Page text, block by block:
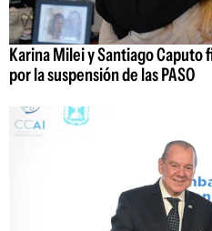
Karina Milei y Santiago
por la suspensión de las PASO